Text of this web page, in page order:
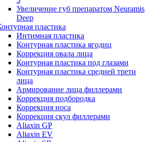
Увеличение губ препаратом Neuramis
Deep
пластика
Интимная пластика
Контурная пластика ягодиц
Коррекция овала лица
Контурная пластика под глазами
Контурная пластика средней трети
лица
Армирование лица филлерами
Коррекция подбородка
Коррекция носа
Коррекция скул филлерами
Aliaxin GP
Aliaxin EV